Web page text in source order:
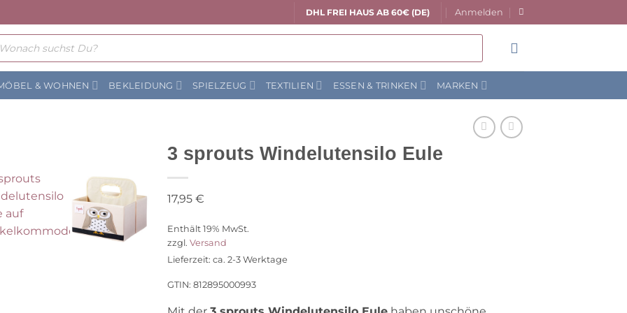
DHL FREI HAUS AB 60€ (DE) Anmelden
& WOHNEN BEKLEIDUNG SPIELZEUG TEXTILIEN ESSEN & TRINKEN MARKEN
Auf die Wunschliste
3 sprouts Windelutensilo Eule
17,95 €
Enthält 19% MwSt.
zzgl. Versand
Lieferzeit: ca. 2-3 Werktage
GTIN: 812895000993